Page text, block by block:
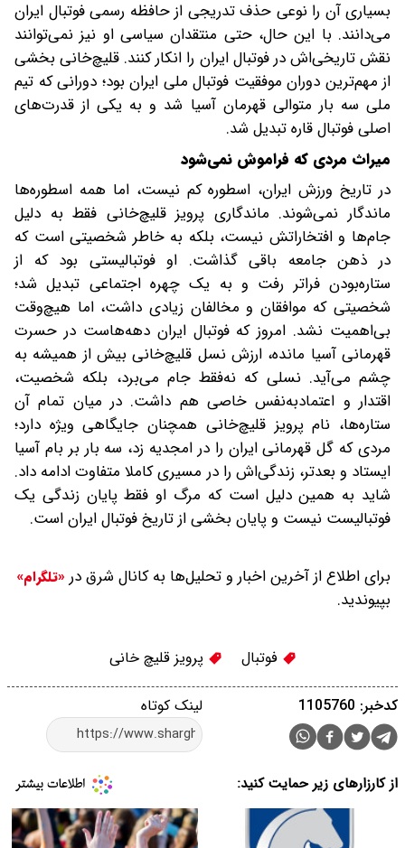
بسیاری آن را نوعی حذف تدریجی از حافظه رسمی فوتبال ایران
می‌دانند. با این حال، حتی منتقدان سیاسی او نیز نمی‌توانند
نقش تاریخی‌اش در فوتبال ایران را انکار کنند. قلیچ‌خانی بخشی
از مهم‌ترین دوران موفقیت فوتبال ملی ایران بود؛ دورانی که تیم
ملی سه بار متوالی قهرمان آسیا شد و به یکی از قدرت‌های
اصلی فوتبال قاره تبدیل شد.
میراث مردی که فراموش نمی‌شود
در تاریخ ورزش ایران، اسطوره کم نیست، اما همه اسطوره‌ها
ماندگار نمی‌شوند. ماندگاری پرویز قلیچ‌خانی فقط به دلیل
جام‌ها و افتخاراتش نیست، بلکه به خاطر شخصیتی است که
در ذهن جامعه باقی گذاشت. او فوتبالیستی بود که از
ستاره‌بودن فراتر رفت و به یک چهره اجتماعی تبدیل شد؛
شخصیتی که موافقان و مخالفان زیادی داشت، اما هیچ‌وقت
بی‌اهمیت نشد. امروز که فوتبال ایران دهه‌هاست در حسرت
قهرمانی آسیا مانده، ارزش نسل قلیچ‌خانی بیش از همیشه به
چشم می‌آید. نسلی که نه‌فقط جام می‌برد، بلکه شخصیت،
اقتدار و اعتمادبه‌نفس خاصی هم داشت. در میان تمام آن
ستاره‌ها، نام پرویز قلیچ‌خانی همچنان جایگاهی ویژه دارد؛
مردی که گل قهرمانی ایران را در امجدیه زد، سه بار بر بام آسیا
ایستاد و بعدتر، زندگی‌اش را در مسیری کاملا متفاوت ادامه داد.
شاید به همین دلیل است که مرگ او فقط پایان زندگی یک
فوتبالیست نیست و پایان بخشی از تاریخ فوتبال ایران است.
برای اطلاع از آخرین اخبار و تحلیل‌ها به کانال شرق در «تلگرام»
بپیوندید.
فوتبال پرویز قلیچ خانی
لینک کوتاه کدخبر: 1105760
از کارزارهای زیر حمایت کنید: